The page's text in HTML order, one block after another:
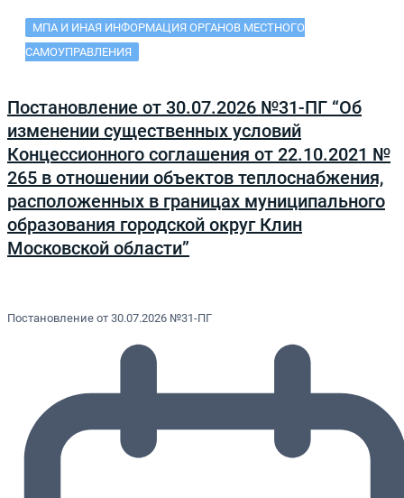
МПА И ИНАЯ ИНФОРМАЦИЯ ОРГАНОВ МЕСТНОГО
САМОУПРАВЛЕНИЯ
Постановление от 30.07.2026 №31-ПГ “Об
изменении существенных условий
Концессионного соглашения от 22.10.2021 №
265 в отношении объектов теплоснабжения,
расположенных в границах муниципального
образования городской округ Клин
Московской области”
Постановление от 30.07.2026 №31-ПГ